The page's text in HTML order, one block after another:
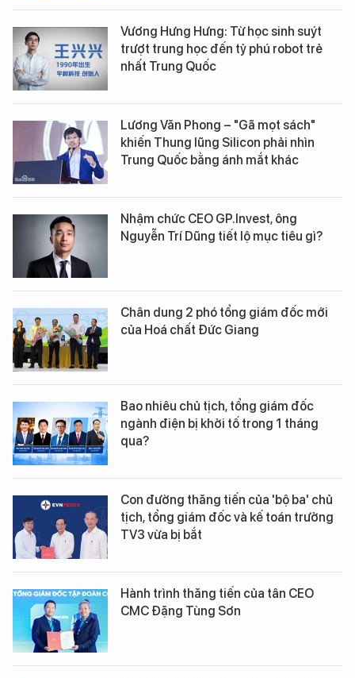
Vương Hưng Hưng: Từ học sinh suýt
trượt trung học đến tỷ phú robot trẻ
nhất Trung Quốc
Lương Văn Phong – "Gã mọt sách"
khiến Thung lũng Silicon phải nhìn
Trung Quốc bằng ánh mắt khác
Nhậm chức CEO GP.Invest, ông
Nguyễn Trí Dũng tiết lộ mục tiêu gì?
Chân dung 2 phó tổng giám đốc mới
của Hoá chất Đức Giang
Bao nhiêu chủ tịch, tổng giám đốc
ngành điện bị khởi tố trong 1 tháng
qua?
Con đường thăng tiến của 'bộ ba' chủ
tịch, tổng giám đốc và kế toán trưởng
TV3 vừa bị bắt
Hành trình thăng tiến của tân CEO
CMC Đặng Tùng Sơn